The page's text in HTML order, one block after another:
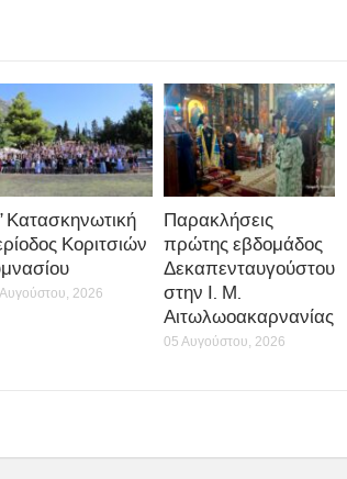
Κατασκηνωτική
Κοριτσιών
2026
Παρακλήσεις
πρώτης εβδομάδος
Δεκαπενταυγούστου
στην Ι. Μ.
Αιτωλωοακαρνανίας
05 Αυγούστου, 2026